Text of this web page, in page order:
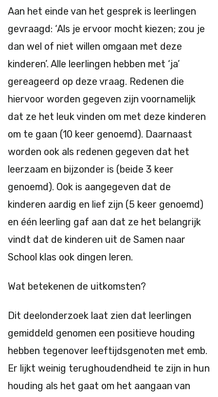
Aan het einde van het gesprek is leerlingen
gevraagd: ‘Als je ervoor mocht kiezen; zou je
dan wel of niet willen omgaan met deze
kinderen’. Alle leerlingen hebben met ‘ja’
gereageerd op deze vraag. Redenen die
hiervoor worden gegeven zijn voornamelijk
dat ze het leuk vinden om met deze kinderen
om te gaan (10 keer genoemd). Daarnaast
worden ook als redenen gegeven dat het
leerzaam en bijzonder is (beide 3 keer
genoemd). Ook is aangegeven dat de
kinderen aardig en lief zijn (5 keer genoemd)
en één leerling gaf aan dat ze het belangrijk
vindt dat de kinderen uit de Samen naar
School klas ook dingen leren.
Wat betekenen de uitkomsten?
Dit deelonderzoek laat zien dat leerlingen
gemiddeld genomen een positieve houding
hebben tegenover leeftijdsgenoten met emb.
Er lijkt weinig terughoudendheid te zijn in hun
houding als het gaat om het aangaan van